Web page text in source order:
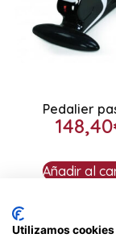
Pedalier
148,40
Añadir al
Utilizamos cookies